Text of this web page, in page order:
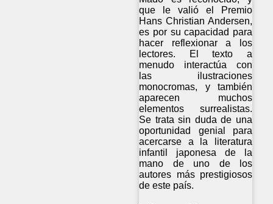
que le valió el Premio
Hans Christian Andersen,
es por su capacidad para
hacer reflexionar a los
lectores. El texto a
menudo interactúa con
las ilustraciones
monocromas, y también
aparecen muchos
elementos surrealistas.
Se trata sin duda de una
oportunidad genial para
acercarse a la literatura
infantil japonesa de la
mano de uno de los
autores más prestigiosos
de este país.